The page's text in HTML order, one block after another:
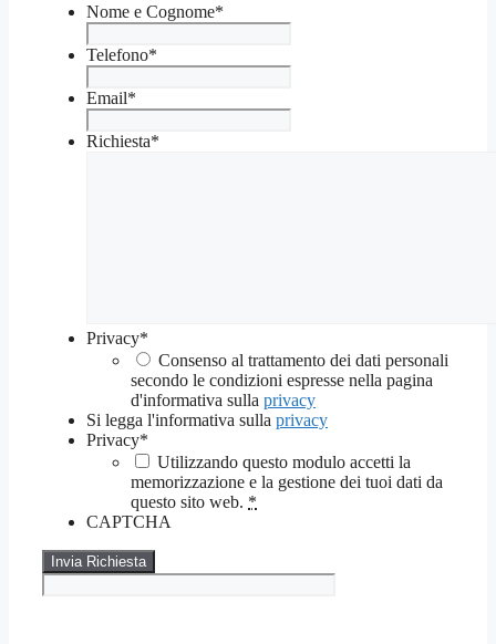
Nome e Cognome*
Telefono*
Email*
Richiesta*
Privacy*
Consenso al trattamento dei dati personali
secondo le condizioni espresse nella pagina
d'informativa sulla privacy
Si legga l'informativa sulla privacy
Privacy*
Utilizzando questo modulo accetti la
memorizzazione e la gestione dei tuoi dati da
questo sito web. *
CAPTCHA